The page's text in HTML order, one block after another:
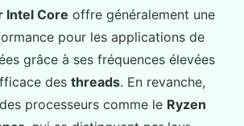
Intel Core offre généralement une
pour les applications de
grâce à ses fréquences élevées
des threads. En revanche,
processeurs comme le Ryzen